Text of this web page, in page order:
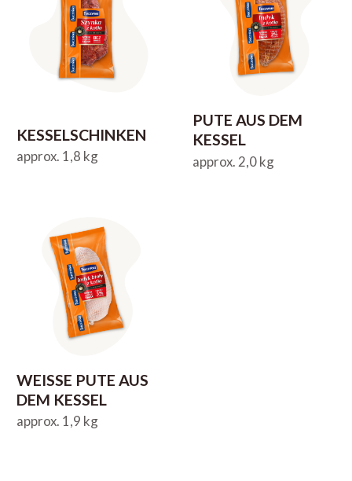
KESSELSCHINKEN
approx. 1,8 kg
PUTE AUS DEM
KESSEL
approx. 2,0 kg
WEISSE PUTE AUS
DEM KESSEL
approx. 1,9 kg